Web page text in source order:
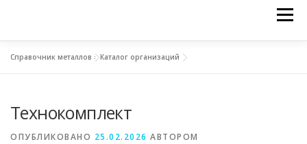
Меню
МЕТАЛЛЫ И ОКРУЖАЮЩАЯ СРЕДА
Справочник металлов »Каталог организаций
Технокомплект
ОПУБЛИКОВАНО 25.02.2026 АВТОРОМ